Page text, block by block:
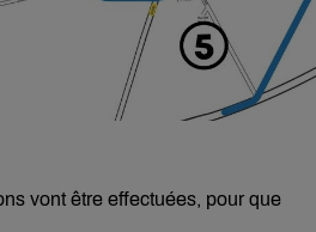
vont être effectuées, pour que